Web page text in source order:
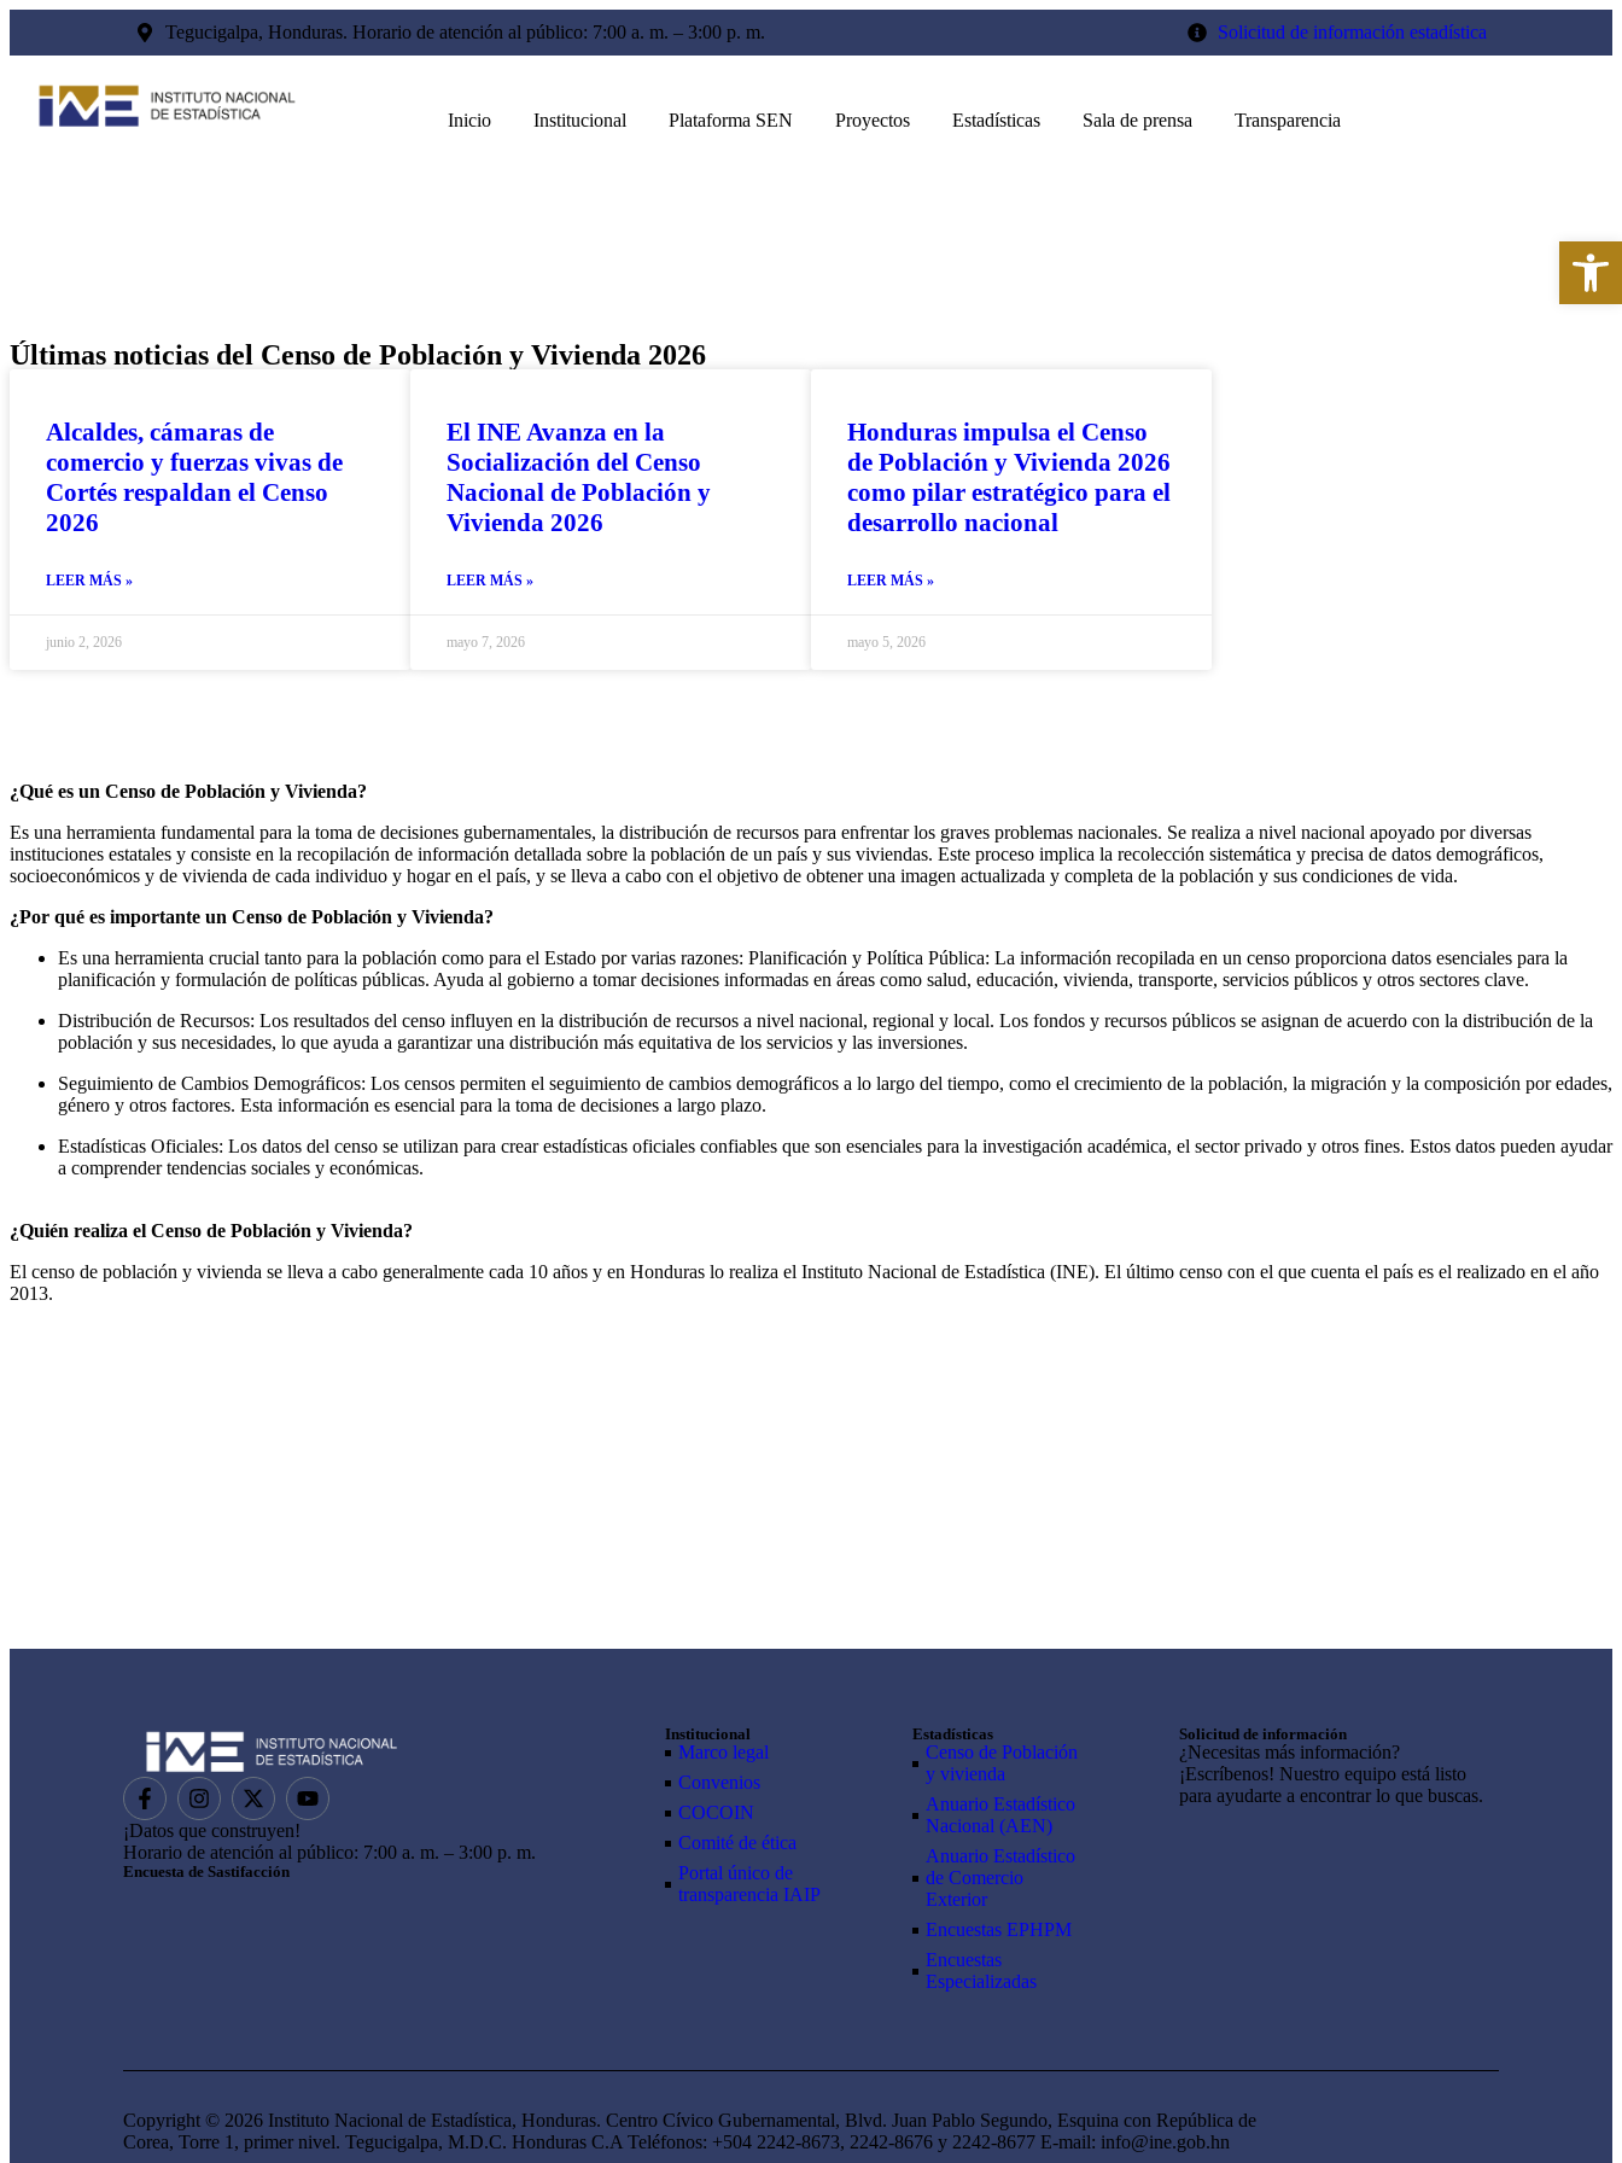
Tegucigalpa, Honduras. Horario de atención al público: 7:00 a. m. – 3:00 p. m. Solicitud de información estadística
Inicio Institucional Plataforma SEN Proyectos Estadísticas Sala de prensa Transparencia
Últimas noticias del Censo de Población y Vivienda 2026
Alcaldes, cámaras de
comercio y fuerzas vivas de
Cortés respaldan el Censo
2026
LEER MÁS »
junio 2, 2026
El INE Avanza en la
Socialización del Censo
Nacional de Población y
Vivienda 2026
LEER MÁS »
mayo 7, 2026
Honduras impulsa el Censo
de Población y Vivienda 2026
como pilar estratégico para el
desarrollo nacional
LEER MÁS »
mayo 5, 2026
¿Qué es un Censo de Población y Vivienda?
Es una herramienta fundamental para la toma de decisiones gubernamentales, la distribución de recursos para enfrentar los graves problemas nacionales. Se realiza a nivel nacional apoyado por diversas
instituciones estatales y consiste en la recopilación de información detallada sobre la población de un país y sus viviendas. Este proceso implica la recolección sistemática y precisa de datos demográficos,
socioeconómicos y de vivienda de cada individuo y hogar en el país, y se lleva a cabo con el objetivo de obtener una imagen actualizada y completa de la población y sus condiciones de vida.
¿Por qué es importante un Censo de Población y Vivienda?
Es una herramienta crucial tanto para la población como para el Estado por varias razones: Planificación y Política Pública: La información recopilada en un censo proporciona datos esenciales para la
planificación y formulación de políticas públicas. Ayuda al gobierno a tomar decisiones informadas en áreas como salud, educación, vivienda, transporte, servicios públicos y otros sectores clave.
Distribución de Recursos: Los resultados del censo influyen en la distribución de recursos a nivel nacional, regional y local. Los fondos y recursos públicos se asignan de acuerdo con la distribución de la
población y sus necesidades, lo que ayuda a garantizar una distribución más equitativa de los servicios y las inversiones.
Seguimiento de Cambios Demográficos: Los censos permiten el seguimiento de cambios demográficos a lo largo del tiempo, como el crecimiento de la población, la migración y la composición por edades,
género y otros factores. Esta información es esencial para la toma de decisiones a largo plazo.
Estadísticas Oficiales: Los datos del censo se utilizan para crear estadísticas oficiales confiables que son esenciales para la investigación académica, el sector privado y otros fines. Estos datos pueden ayudar
a comprender tendencias sociales y económicas.
¿Quién realiza el Censo de Población y Vivienda?
El censo de población y vivienda se lleva a cabo generalmente cada 10 años y en Honduras lo realiza el Instituto Nacional de Estadística (INE). El último censo con el que cuenta el país es el realizado en el año
2013.
¡Datos que construyen!
Horario de atención al público: 7:00 a. m. – 3:00 p. m.
Encuesta de Sastifacción
Institucional
Marco legal
Convenios
COCOIN
Comité de ética
Portal único de
transparencia IAIP
Estadísticas
Censo de Población
y vivienda
Anuario Estadístico
Nacional (AEN)​
Anuario Estadístico
de Comercio
Exterior
Encuestas EPHPM
Encuestas
Especializadas
Solicitud de información
¿Necesitas más información?
¡Escríbenos! Nuestro equipo está listo
para ayudarte a encontrar lo que buscas.
Copyright © 2026 Instituto Nacional de Estadística, Honduras. Centro Cívico Gubernamental, Blvd. Juan Pablo Segundo, Esquina con República de
Corea, Torre 1, primer nivel. Tegucigalpa, M.D.C. Honduras C.A Teléfonos: +504 2242-8673, 2242-8676 y 2242-8677 E-mail: info@ine.gob.hn